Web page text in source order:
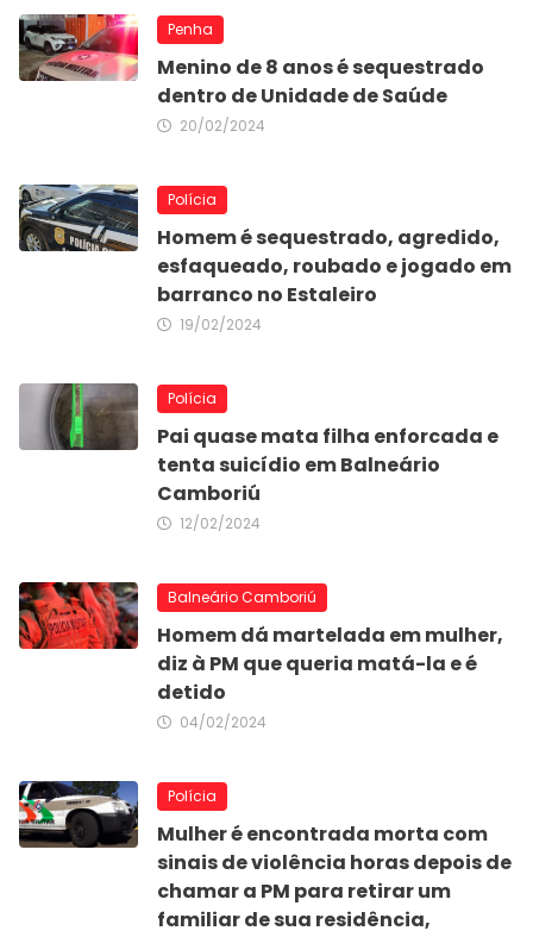
Penha
Menino de 8 anos é sequestrado
dentro de Unidade de Saúde
20/02/2024
Polícia
Homem é sequestrado, agredido,
esfaqueado, roubado e jogado em
barranco no Estaleiro
19/02/2024
Polícia
Pai quase mata filha enforcada e
tenta suicídio em Balneário
Camboriú
12/02/2024
Balneário Camboriú
Homem dá martelada em mulher,
diz à PM que queria matá-la e é
detido
04/02/2024
Polícia
Mulher é encontrada morta com
sinais de violência horas depois de
chamar a PM para retirar um
familiar de sua residência,